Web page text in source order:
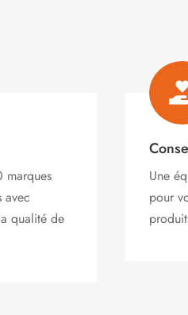
marques
avec
qualité de
Une
pour